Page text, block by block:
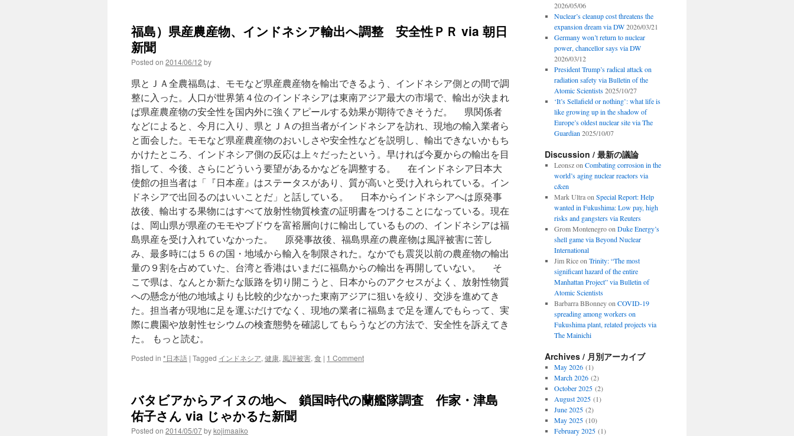
福島）県産農産物、インドネシア輸出へ調整 安全性ＰＲ via 朝日
新聞
Posted on 2014/06/12 by
県とＪＡ全農福島は、モモなど県産農産物を輸出できるよう、インドネシア側との間で調
整に入った。人口が世界第４位のインドネシアは東南アジア最大の市場で、輸出が決まれ
ば県産農産物の安全性を国内外に強くアピールする効果が期待できそうだ。 県関係者
などによると、今月に入り、県とＪＡの担当者がインドネシアを訪れ、現地の輸入業者ら
と面会した。モモなど県産農産物のおいしさや安全性などを説明し、輸出できないかもち
かけたところ、インドネシア側の反応は上々だったという。早ければ今夏からの輸出を目
指して、今後、さらにどういう要望があるかなどを調整する。 在インドネシア日本大
使館の担当者は「『日本産』はステータスがあり、質が高いと受け入れられている。イン
ドネシアで出回るのはいいことだ」と話している。 日本からインドネシアへは原発事
故後、輸出する果物にはすべて放射性物質検査の証明書をつけることになっている。現在
は、岡山県が県産のモモやブドウを富裕層向けに輸出しているものの、インドネシアは福
島県産を受け入れていなかった。 原発事故後、福島県産の農産物は風評被害に苦し
み、最多時には５６の国・地域から輸入を制限された。なかでも震災以前の農産物の輸出
量の９割を占めていた、台湾と香港はいまだに福島からの輸出を再開していない。 そ
こで県は、なんとか新たな販路を切り開こうと、日本からのアクセスがよく、放射性物質
への懸念が他の地域よりも比較的少なかった東南アジアに狙いを絞り、交渉を進めてき
た。担当者が現地に足を運ぶだけでなく、現地の業者に福島まで足を運んでもらって、実
際に農園や放射性セシウムの検査態勢を確認してもらうなどの方法で、安全性を訴えてき
た。 もっと読む。
Posted in *日本語 | Tagged インドネシア, 健康, 風評被害, 食 | 1 Comment
バタビアからアイヌの地へ 鎖国時代の蘭艦隊調査 作家・津島
佑子さん via じゃかるた新聞
Posted on 2014/05/07bykojimaaiko
2026/05/06
Nuclear’s cleanup cost threatens the
expansion dream via DW 2026/03/21
Germany won’t return to nuclear
power, chancellor says via DW
2026/03/12
President Trump’s radical attack on
radiation safety via Bulletin of the
Atomic Scientists 2025/10/27
‘It’s Sellafield or nothing’: what life is
like growing up in the shadow of
Europe’s oldest nuclear site via The
Guardian 2025/10/07
Discussion / 最新の議論
Leonszon Combating corrosion in the
world’s aging nuclear reactors via
c&en
Mark Ultraon Special Report: Help
wanted in Fukushima: Low pay, high
risks and gangsters via Reuters
Grom Montenegroon Duke Energy’s
shell game via Beyond Nuclear
International
Jim Riceon Trinity: “The most
significant hazard of the entire
Manhattan Project” via Bulletin of
Atomic Scientists
Barbarra BBonneyon COVID-19
spreading among workers on
Fukushima plant, related projects via
The Mainichi
Archives / 月別アーカイブ
May 2026(1)
March 2026(2)
October 2025(2)
August 2025(1)
June 2025(2)
May 2025(10)
February 2025(1)